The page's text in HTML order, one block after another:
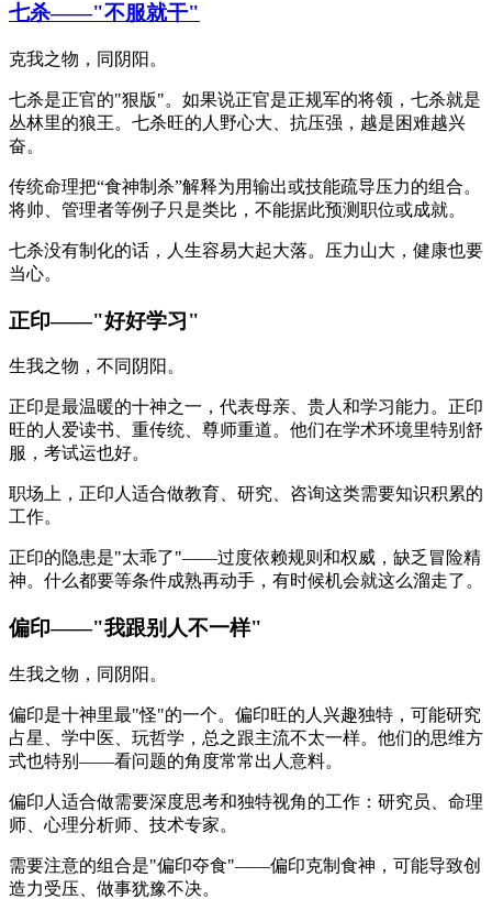
七杀——"不服就干"
克我之物，同阴阳。
七杀是正官的"狠版"。如果说正官是正规军的将领，七杀就是
丛林里的狼王。七杀旺的人野心大、抗压强，越是困难越兴
奋。
传统命理把“食神制杀”解释为用输出或技能疏导压力的组合。
将帅、管理者等例子只是类比，不能据此预测职位或成就。
七杀没有制化的话，人生容易大起大落。压力山大，健康也要
当心。
正印——"好好学习"
生我之物，不同阴阳。
正印是最温暖的十神之一，代表母亲、贵人和学习能力。正印
旺的人爱读书、重传统、尊师重道。他们在学术环境里特别舒
服，考试运也好。
职场上，正印人适合做教育、研究、咨询这类需要知识积累的
工作。
正印的隐患是"太乖了"——过度依赖规则和权威，缺乏冒险精
神。什么都要等条件成熟再动手，有时候机会就这么溜走了。
偏印——"我跟别人不一样"
生我之物，同阴阳。
偏印是十神里最"怪"的一个。偏印旺的人兴趣独特，可能研究
占星、学中医、玩哲学，总之跟主流不太一样。他们的思维方
式也特别——看问题的角度常常出人意料。
偏印人适合做需要深度思考和独特视角的工作：研究员、命理
师、心理分析师、技术专家。
需要注意的组合是"偏印夺食"——偏印克制食神，可能导致创
造力受压、做事犹豫不决。